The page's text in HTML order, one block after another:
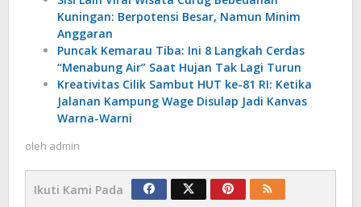
Kuningan: Berpotensi Besar, Namun Minim
Anggaran
Puncak Kemarau Tiba: Ini 8 Langkah Cerdas
“Menabung Air” Saat Hujan Tak Lagi Turun
Kreativitas Cilik Sambut HUT ke-81 RI: Ketika
Jalanan Kampung Wage Disulap Jadi Kanvas
Warna-Warni
oleh admin
Ikuti Kami Pada